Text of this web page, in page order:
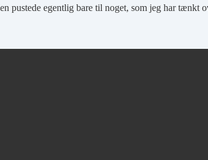
pustede egentlig bare til noget, som jeg har tænkt